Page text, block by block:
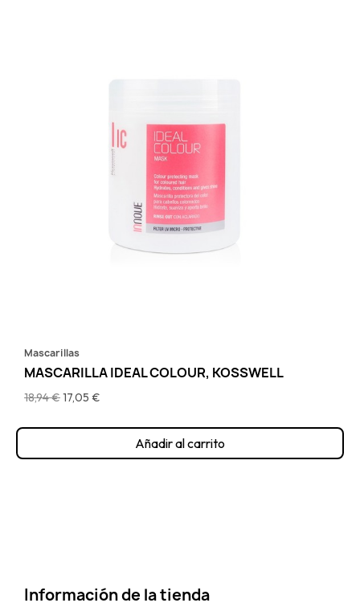
Mascarillas
MASCARILLA IDEAL COLOUR, KOSSWELL
18,94 €17,05 €
Añadir al carrito
Información de la tienda